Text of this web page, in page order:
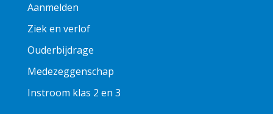
Aanmelden
Ziek en verlof
Ouderbijdrage
Medezeggenschap
Instroom klas 2 en 3